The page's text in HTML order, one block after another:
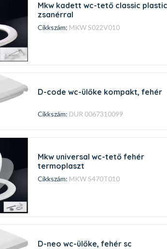
mkw kadett wc-tető classic plastic
zsanérral
Cikkszám: MKW S022V010
d-code wc-ülőke kompakt, fehér
Cikkszám: DUR 0067310099
mkw universal wc-tető fehér
termoplaszt
Cikkszám: MKW S470T010
d-neo wc-ülőke, fehér sc